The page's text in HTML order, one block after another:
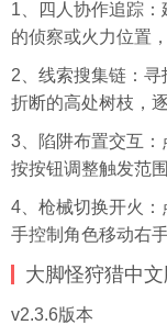
1、四人协作追踪
的侦察或火力位置
2、线索搜集链：
折断的高处树枝，
3、陷阱布置交互
按按钮调整触发范
4、枪械切换开火
手控制角色移动右
大脚怪狩猎中
v2.3.6版本